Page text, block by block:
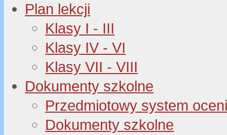
Plan lekcji
Klasy I - III
Klasy IV - VI
Klasy VII - VIII
Dokumenty szkolne
Przedmiotowy system
Dokumenty szkolne